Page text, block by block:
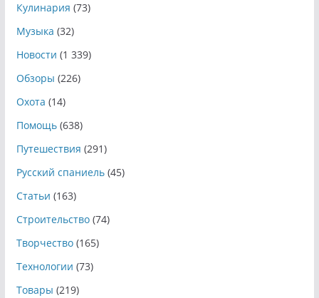
Кулинария (73)
Музыка (32)
Новости (1 339)
Обзоры (226)
Охота (14)
Помощь(638)
Путешествия (291)
Русский спаниель(45)
Статьи (163)
Строительство(74)
Творчество(165)
Технологии (73)
Товары (219)